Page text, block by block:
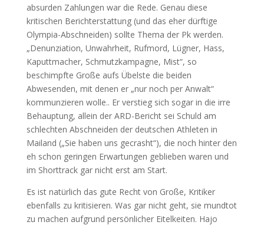
absurden Zahlungen war die Rede. Genau diese
kritischen Berichterstattung (und das eher dürftige
Olympia-Abschneiden) sollte Thema der Pk werden.
„Denunziation, Unwahrheit, Rufmord, Lügner, Hass,
Kaputtmacher, Schmutzkampagne, Mist“, so
beschimpfte Große aufs Übelste die beiden
Abwesenden, mit denen er „nur noch per Anwalt“
kommunzieren wolle.. Er verstieg sich sogar in die irre
Behauptung, allein der ARD-Bericht sei Schuld am
schlechten Abschneiden der deutschen Athleten in
Mailand („Sie haben uns gecrasht“), die noch hinter den
eh schon geringen Erwartungen geblieben waren und
im Shorttrack gar nicht erst am Start.
Es ist natürlich das gute Recht von Große, Kritiker
ebenfalls zu kritisieren. Was gar nicht geht, sie mundtot
zu machen aufgrund persönlicher Eitelkeiten. Hajo